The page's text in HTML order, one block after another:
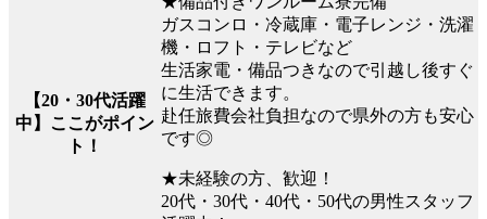
【20・30代活躍
中】ここがポイン
ト！
ガスコンロ・冷蔵庫・電子レンジ・洗濯
機・ロフト・テレビなど
生活家電・備品つきなので引越し後すぐ
に生活できます。
赴任旅費会社負担なので県外の方も安心
です◎
★未経験の方、歓迎！
20代・30代・40代・50代の男性スタッフ